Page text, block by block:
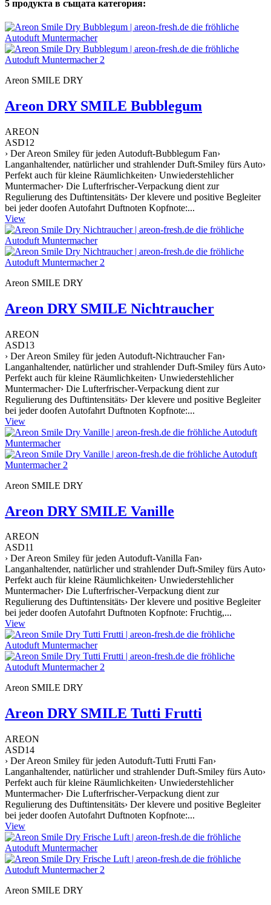
5 продукта в същата категория:
Areon SMILE DRY
Areon DRY SMILE Bubblegum
AREON
ASD12
› Der Areon Smiley für jeden Autoduft-Bubblegum Fan›
Langanhaltender, natürlicher und strahlender Duft-Smiley fürs Auto›
Perfekt auch für kleine Räumlichkeiten› Unwiederstehlicher
Muntermacher› Die Lufterfrischer-Verpackung dient zur
Regulierung des Duftintensitäts› Der klevere und positive Begleiter
bei jeder doofen Autofahrt Duftnoten Kopfnote:...
View
Areon SMILE DRY
Areon DRY SMILE Nichtraucher
AREON
ASD13
› Der Areon Smiley für jeden Autoduft-Nichtraucher Fan›
Langanhaltender, natürlicher und strahlender Duft-Smiley fürs Auto›
Perfekt auch für kleine Räumlichkeiten› Unwiederstehlicher
Muntermacher› Die Lufterfrischer-Verpackung dient zur
Regulierung des Duftintensitäts› Der klevere und positive Begleiter
bei jeder doofen Autofahrt Duftnoten Kopfnote:...
View
Areon SMILE DRY
Areon DRY SMILE Vanille
AREON
ASD11
› Der Areon Smiley für jeden Autoduft-Vanilla Fan›
Langanhaltender, natürlicher und strahlender Duft-Smiley fürs Auto›
Perfekt auch für kleine Räumlichkeiten› Unwiederstehlicher
Muntermacher› Die Lufterfrischer-Verpackung dient zur
Regulierung des Duftintensitäts› Der klevere und positive Begleiter
bei jeder doofen Autofahrt Duftnoten Kopfnote: Fruchtig,...
View
Areon SMILE DRY
Areon DRY SMILE Tutti Frutti
AREON
ASD14
› Der Areon Smiley für jeden Autoduft-Tutti Frutti Fan›
Langanhaltender, natürlicher und strahlender Duft-Smiley fürs Auto›
Perfekt auch für kleine Räumlichkeiten› Unwiederstehlicher
Muntermacher› Die Lufterfrischer-Verpackung dient zur
Regulierung des Duftintensitäts› Der klevere und positive Begleiter
bei jeder doofen Autofahrt Duftnoten Kopfnote:...
View
Areon SMILE DRY